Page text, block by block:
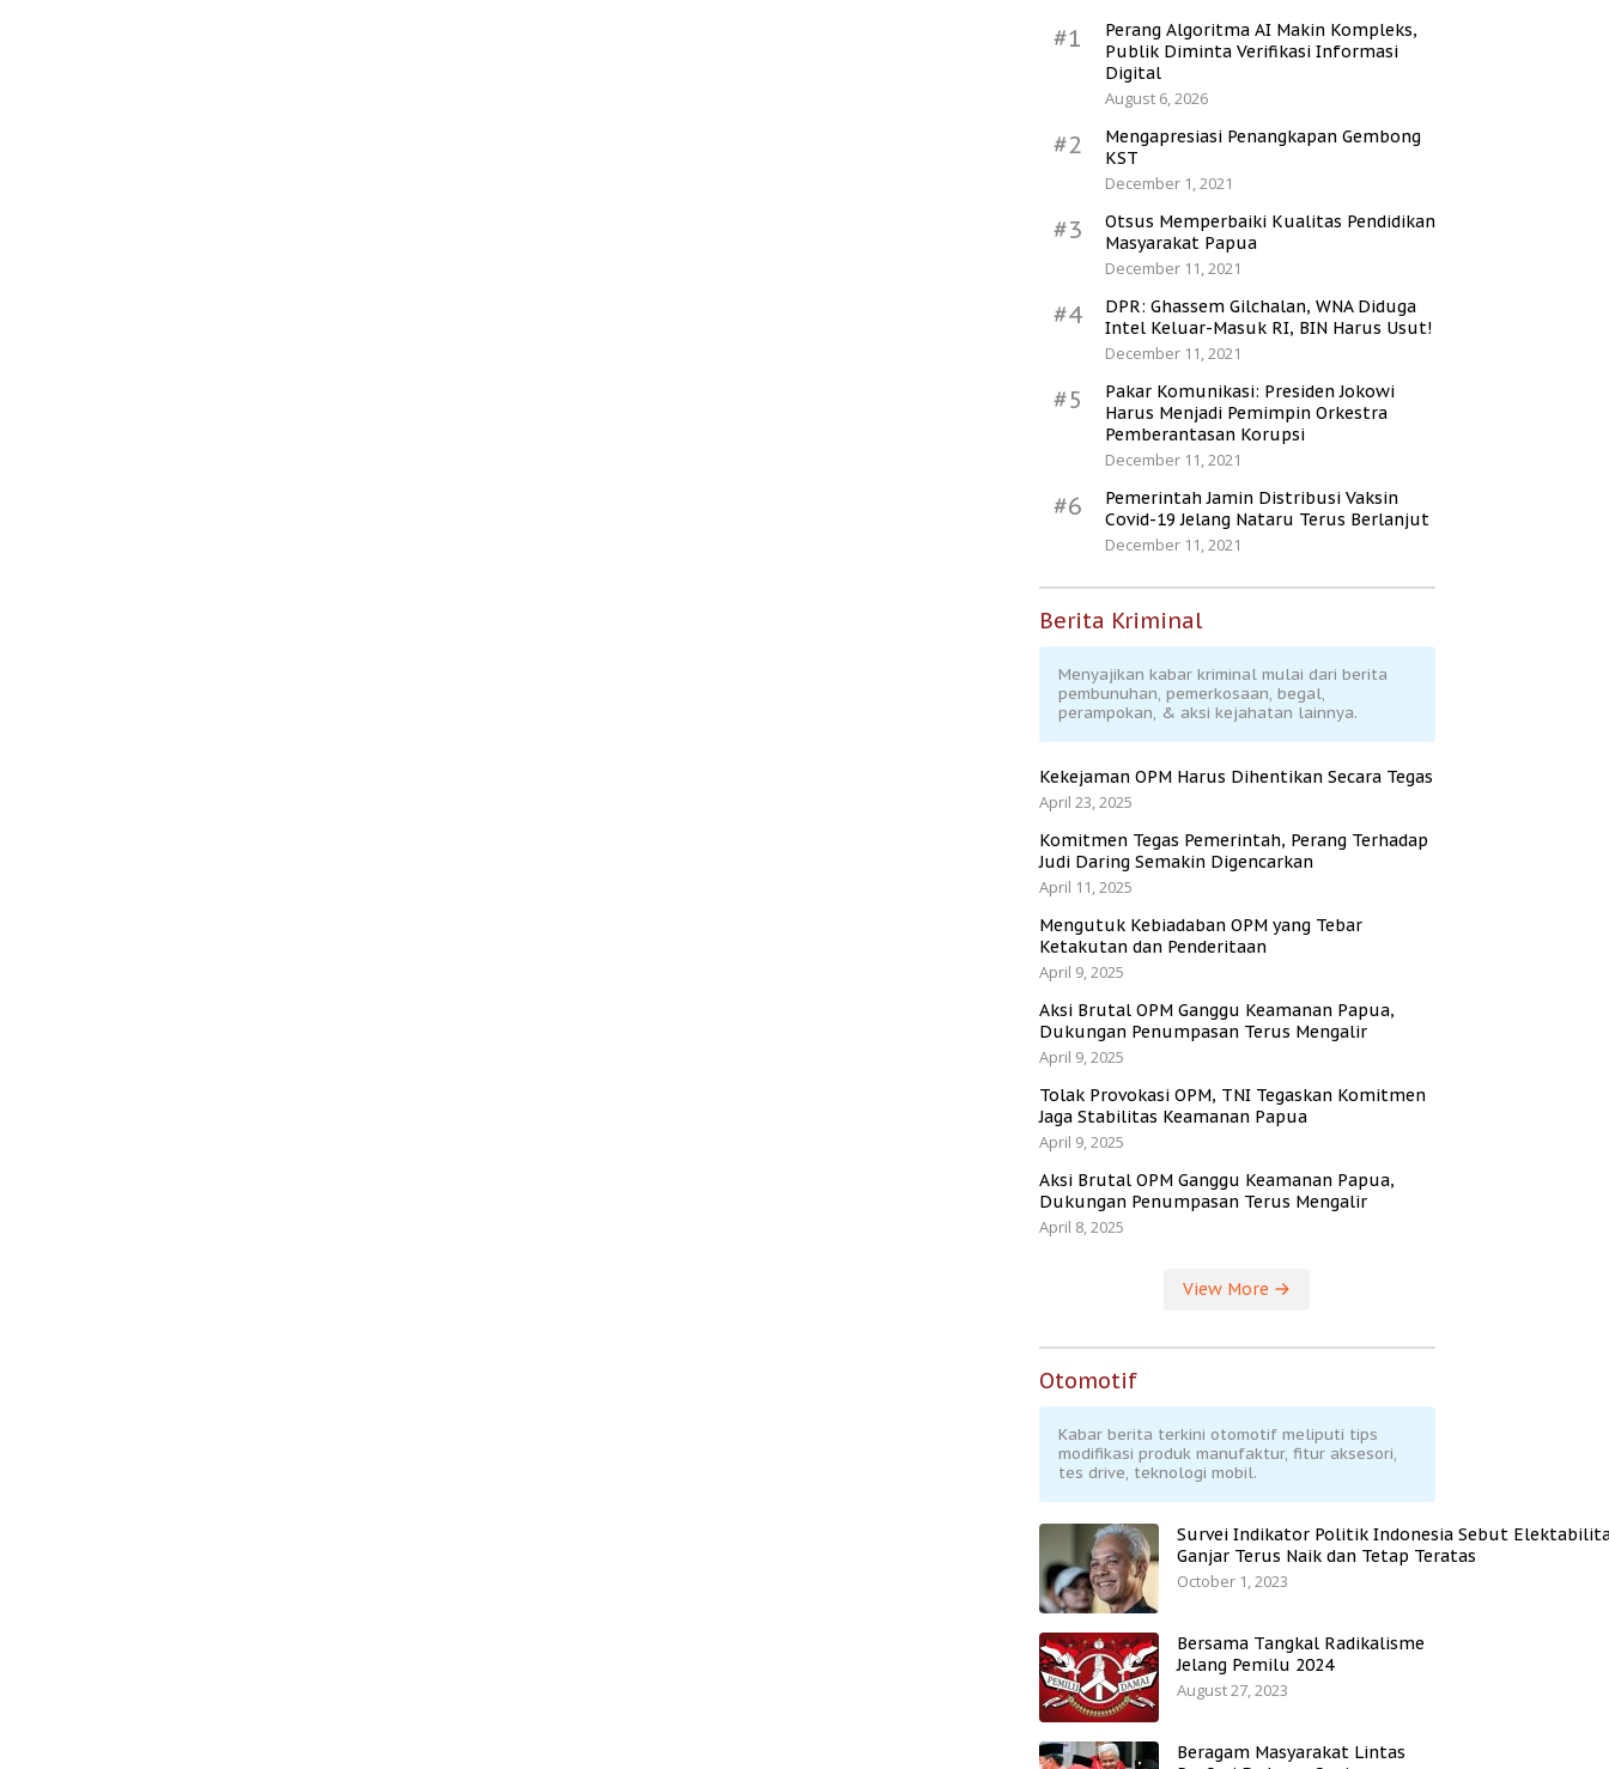
#1
Perang Algoritma AI Makin Kompleks,
Publik Diminta Verifikasi Informasi
Digital
August 6, 2026
#2
Mengapresiasi Penangkapan Gembong
KST
December 1, 2021
#3
Otsus Memperbaiki Kualitas Pendidikan
Masyarakat Papua
December 11, 2021
#4
DPR: Ghassem Gilchalan, WNA Diduga
Intel Keluar-Masuk RI, BIN Harus Usut!
December 11, 2021
#5
Pakar Komunikasi: Presiden Jokowi
Harus Menjadi Pemimpin Orkestra
Pemberantasan Korupsi
December 11, 2021
#6
Pemerintah Jamin Distribusi Vaksin
Covid-19 Jelang Nataru Terus Berlanjut
December 11, 2021
Berita Kriminal
Menyajikan kabar kriminal mulai dari berita
pembunuhan, pemerkosaan, begal,
perampokan, & aksi kejahatan lainnya.
Kekejaman OPM Harus Dihentikan Secara Tegas
April 23, 2025
Komitmen Tegas Pemerintah, Perang Terhadap
Judi Daring Semakin Digencarkan
April 11, 2025
Mengutuk Kebiadaban OPM yang Tebar
Ketakutan dan Penderitaan
April 9, 2025
Aksi Brutal OPM Ganggu Keamanan Papua,
Dukungan Penumpasan Terus Mengalir
April 9, 2025
Tolak Provokasi OPM, TNI Tegaskan Komitmen
Jaga Stabilitas Keamanan Papua
April 9, 2025
Aksi Brutal OPM Ganggu Keamanan Papua,
Dukungan Penumpasan Terus Mengalir
April 8, 2025
View More
Otomotif
Kabar berita terkini otomotif meliputi tips
modifikasi produk manufaktur, fitur aksesori,
tes drive, teknologi mobil.
Survei Indikator Politik Indonesia Sebut
Ganjar Terus Naik dan Tetap Teratas
October 1, 2023
Bersama Tangkal Radikalisme
Jelang Pemilu 2024
August 27, 2023
Beragam Masyarakat Lintas